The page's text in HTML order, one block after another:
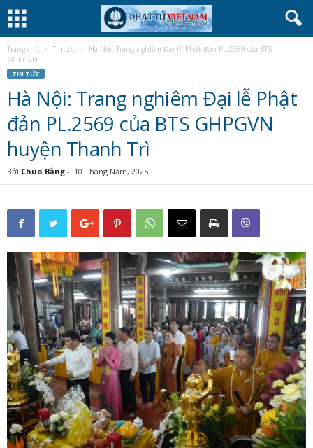
Trang chủ Tin tức
Hà Nội: Trang nghiêm Đại lễ Phật đản PL.2569 của BTS
GHPGVN...
TIN TỨC
Hà Nội: Trang nghiêm Đại lễ Phật
đản PL.2569 của BTS GHPGVN
huyện Thanh Trì
Bởi Chùa Bằng - 10 Tháng Năm, 2025